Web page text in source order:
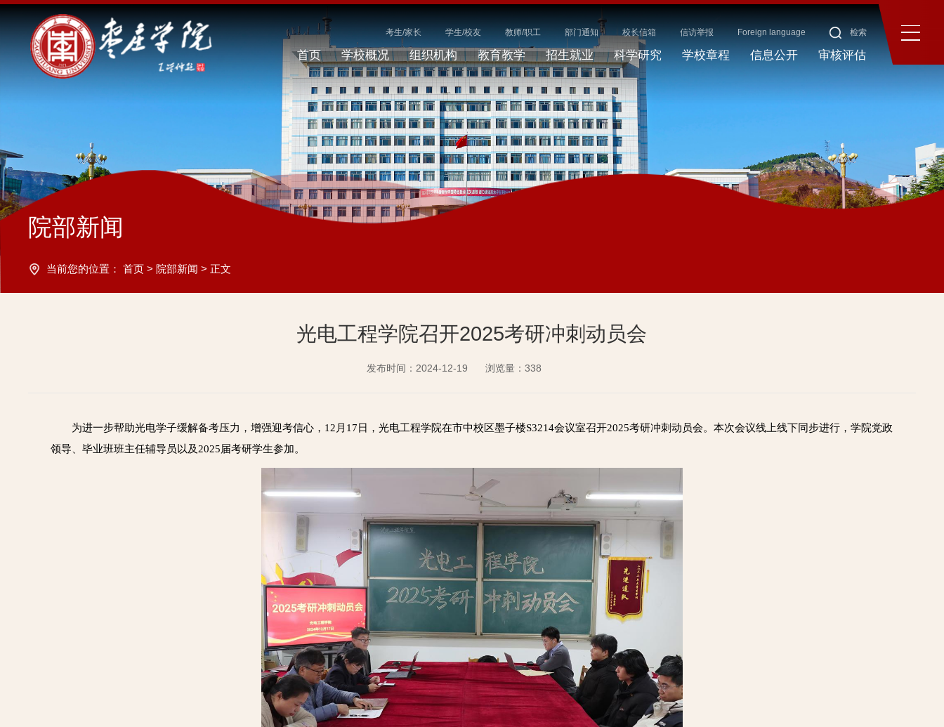
考生/家长 学生/校友 教师/职工 部门通知 校长信箱 信访举报 Foreign language 检索
首页 学校概况 组织机构 教育教学 招生就业 科学研究 学校章程 信息公开 审核评估
院部新闻
当前您的位置： 首页> 院部新闻 > 正文
光电工程学院召开2025考研冲刺动员会
发布时间：2024-12-19 浏览量：338
为进一步帮助光电学子缓解备考压力，增强迎考信心，12月17日，光电工程学院在市中校区墨子楼S3214会议室召开2025考研冲刺动员会。本次会议线上线下同步进行，学院党政
领导、毕业班班主任辅导员以及2025届考研学生参加。